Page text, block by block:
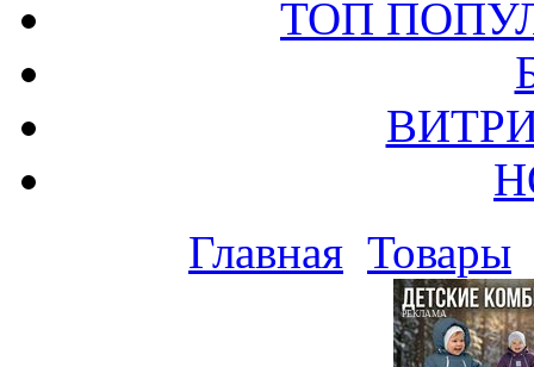
ТОП
Главная Товары
РЕКЛАМА